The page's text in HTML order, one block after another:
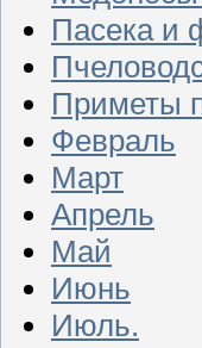
Пасека и
Приметы
Февраль
Март
Апрель
Май
Июнь
Июль.